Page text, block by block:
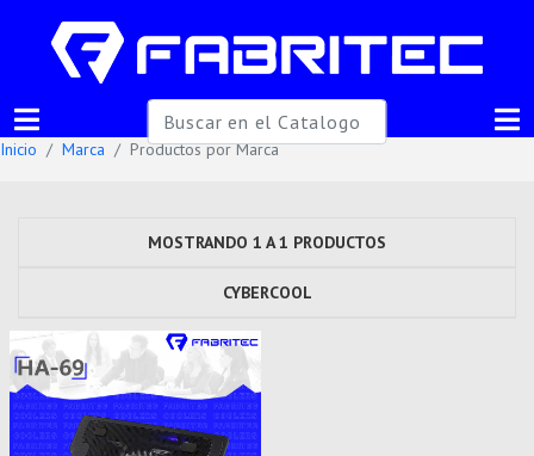
Inicio Marca Productos por Marca
MOSTRANDO 1 A 1 PRODUCTOS
CYBERCOOL